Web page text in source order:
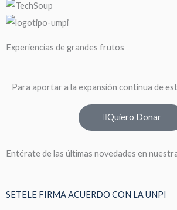
Experiencias de grandes frutos
Para aportar a la expansión continua de
Quiero Donar
Entérate de las últimas novedades en
SETELE FIRMA ACUERDO CON LA UNPI